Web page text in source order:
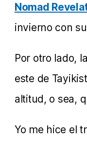
Nomad
invierno con
Por otro lado,
este de
altitud, o sea,
Yo me hice el